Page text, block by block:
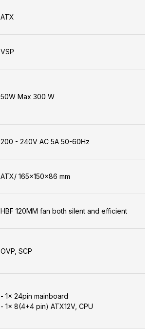
ATX
VSP
50W Max 300 W
200 - 240V AC 5A 50-60Hz
ATX/ 165x150x86 mm
HBF 120MM fan both silent and efficient
OVP, SCP
- 1x 24pin mainboard
- 1x 8(4+4 pin) ATX12V, CPU